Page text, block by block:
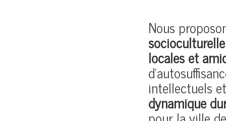
Nous
locales et
intellectuels
dynamique